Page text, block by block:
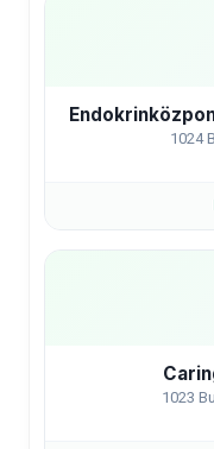
1024
1023